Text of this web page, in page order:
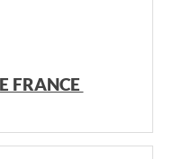
FRANCE